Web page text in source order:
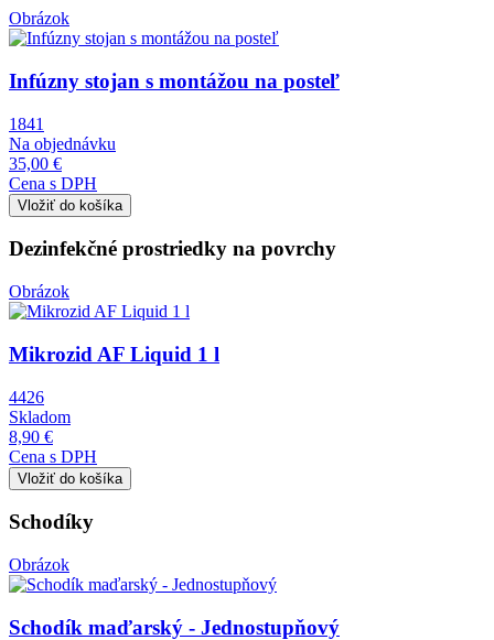
Obrázok
Infúzny stojan s montážou na posteľ
1841
Na objednávku
35,00 €
Cena s DPH
Dezinfekčné prostriedky na povrchy
Obrázok
Mikrozid AF Liquid 1 l
4426
Skladom
8,90 €
Cena s DPH
Schodíky
Obrázok
Schodík maďarský - Jednostupňový